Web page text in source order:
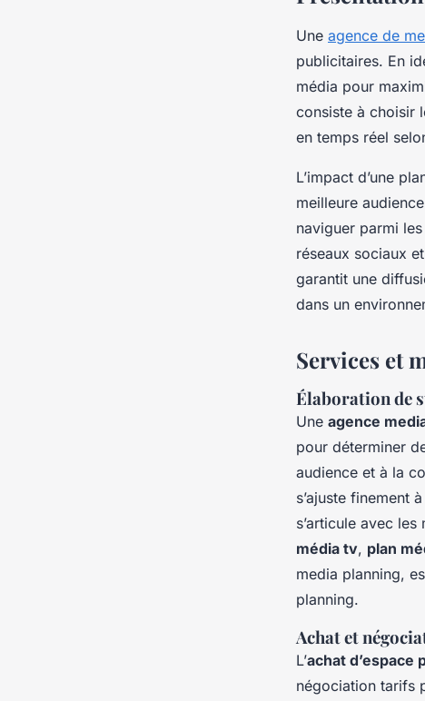
Une agence de
publicitaires. En
média pour
consiste à choisir
en temps réel
L’impact d’une
meilleure
naviguer parmi
réseaux sociaux
garantit une
dans un
Services et
Élaboration de
Une agence
pour déterminer
audience et à la
s’ajuste finement
s’articule avec
média tv, plan
media planning,
planning.
Achat et
L’achat d’espace
négociation tarifs